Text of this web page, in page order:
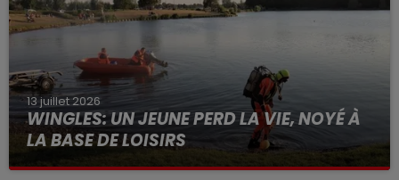
13 juillet 2026
WINGLES: UN JEUNE PERD LA VIE, NOYÉ À
LA BASE DE LOISIRS
La victime a coulé à pic